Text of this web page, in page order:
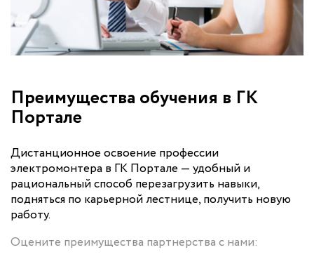
Преимущества обучения в ГК
Портале
Дистанционное освоение профессии
электромонтера в ГК Портале — удобный и
рациональный способ перезагрузить навыки,
подняться по карьерной лестнице, получить новую
работу.
Оцените преимущества партнерства с нами: